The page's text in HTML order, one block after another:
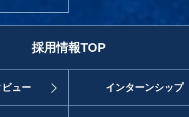
採用情報TOP
ュー インターンシップ